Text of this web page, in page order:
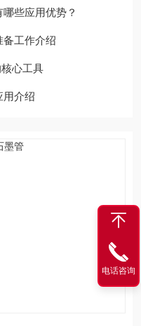
些应用优势？
工作介绍
心工具
用介绍
电话咨询